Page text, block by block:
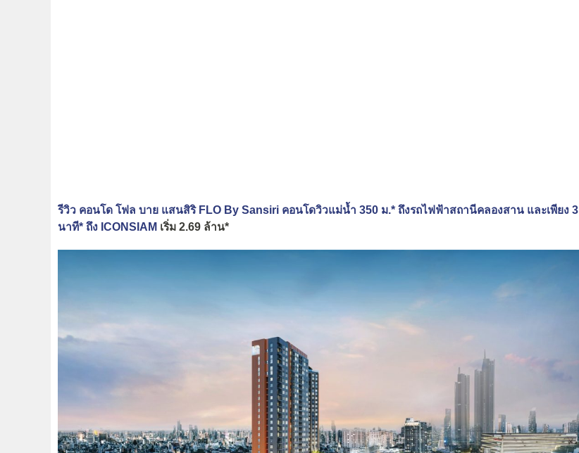
รีวิว คอนโด โฟล บาย แสนสิริ FLO By Sansiri คอนโดวิวแม่น้ำ 350 ม.* ถึงรถไฟฟ้าสถานีคลองสาน และเพียง 3
นาที* ถึง ICONSIAM เริ่ม 2.69 ล้าน*